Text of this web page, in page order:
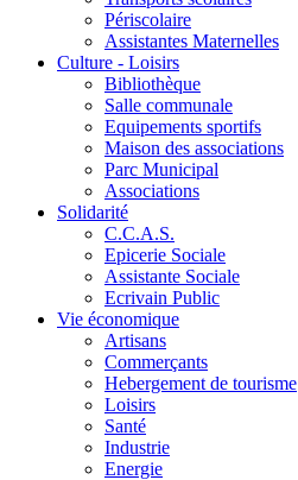
Périscolaire
Assistantes Maternelles
Culture - Loisirs
Bibliothèque
Salle communale
Equipements sportifs
Maison des associations
Parc Municipal
Associations
Solidarité
C.C.A.S.
Epicerie Sociale
Assistante Sociale
Ecrivain Public
Vie économique
Artisans
Commerçants
Hebergement de tourisme
Loisirs
Santé
Industrie
Energie